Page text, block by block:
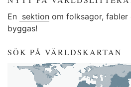
En sektion om folksagor,
byggas!
SÖK PÅ VÄRLDSKARTAN